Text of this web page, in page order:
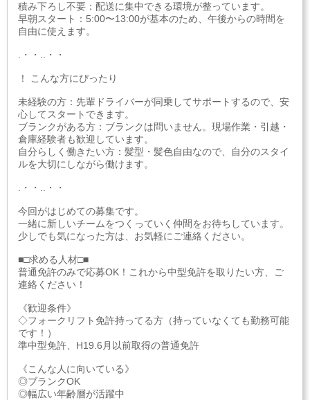
積み下ろし不要：配送に集中できる環境が整っています。
早朝スタート：5:00〜13:00が基本のため、午後からの時間を
自由に使えます。
.・・..・・
！ こんな方にぴったり
未経験の方：先輩ドライバーが同乗してサポートするので、安
心してスタートできます。
ブランクがある方：ブランクは問いません。現場作業・引越・
倉庫経験者も歓迎しています。
自分らしく働きたい方：髪型・髪色自由なので、自分のスタイ
ルを大切にしながら働けます。
.・・..・・
今回がはじめての募集です。
一緒に新しいチームをつくっていく仲間をお待ちしています。
少しでも気になった方は、お気軽にご連絡ください。
■□求める人材□■
普通免許のみで応募OK！これから中型免許を取りたい方、ご
連絡ください！
《歓迎条件》
◇フォークリフト免許持ってる方（持っていなくても勤務可能
です！）
準中型免許、H19.6月以前取得の普通免許
《こんな人に向いている》
◎ブランクOK
◎幅広い年齢層が活躍中